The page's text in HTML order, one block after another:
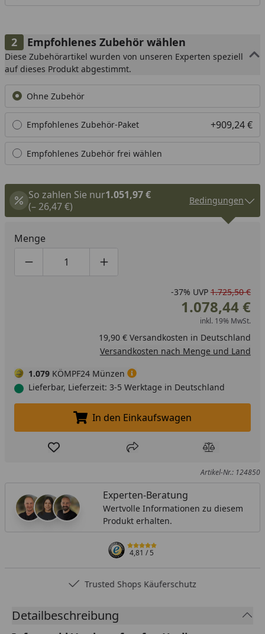
Empfohlenes Zubehör wählen
Diese Zubehörartikel wurden von unseren Experten speziell
auf dieses Produkt abgestimmt.
Ohne Zubehör
Empfohlenes Zubehör-Paket +909,24 €
Empfohlenes Zubehör frei wählen
So zahlen Sie nur1.051,97 €
(– 26,47 €)
Bedingungen
Menge
Produktmenge um eins verringern
Produktmenge manuell eingeben
Produktmenge um eins erhöhen
-37% UVP 1.725,50 €
1.078,44 €
inkl. 19% MwSt.
19,90 € Versandkosten in Deutschland
Versandkosten nach Menge und Land
1.079 KÖMPF24 Münzen
Lieferbar, Lieferzeit: 3-5 Werktage in Deutschland
In den Einkaufswagen legen
In den Einkaufswagen
Produkt zur Wunschliste hinzufügen
Teilen Produkt
Artikel-Nr.: 124850
Experten-Beratung
Wertvolle Informationen zu diesem
Produkt erhalten.
4,81/ 5
Trusted Shops Käuferschutz
Detailbeschreibung